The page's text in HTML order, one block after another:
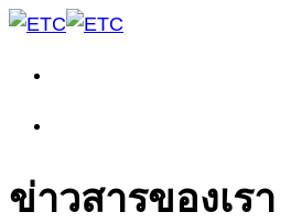
ข่าวสารของเรา